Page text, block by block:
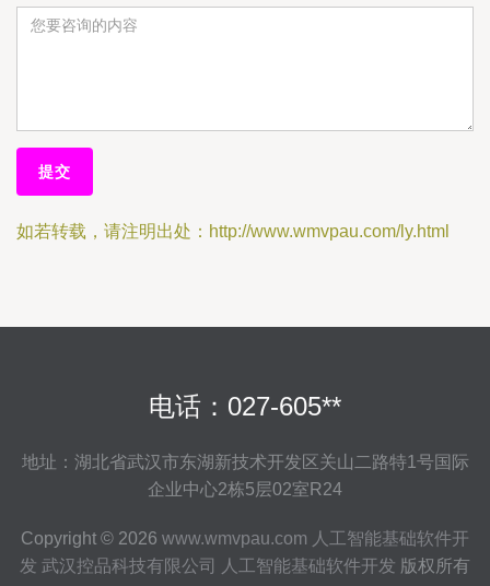
如若转载，请注明出处：http://www.wmvpau.com/ly.html
电话：027-605**
地址：湖北省武汉市东湖新技术开发区关山二路特1号国际
企业中心2栋5层02室R24
Copyright © 2026 www.wmvpau.com 人工智能基础软件开
发 武汉控品科技有限公司 人工智能基础软件开发 版权所有